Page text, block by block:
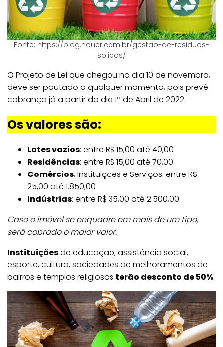
Fonte: https://blog.houer.com.br/gestao-de-residuos-
solidos/
O Projeto de Lei que chegou no dia 10 de novembro,
deve ser pautado a qualquer momento, pois prevê
cobrança já a partir do dia 1º de Abril de 2022.
Os valores são:
Lotes vazios: entre R$ 15,00 até 40,00
Residências: entre R$ 15,00 até 70,00
Comércios, Instituições e Serviços: entre R$
25,00 até 1.850,00
Indústrias: entre R$ 35,00 até 2.500,00
Caso o imóvel se enquadre em mais de um tipo,
será cobrado o maior valor.
Instituiçõesde educação, assistência social,
esporte, cultura, sociedades de melhoramentos de
bairros e templos religiosos terão desconto de 50%.